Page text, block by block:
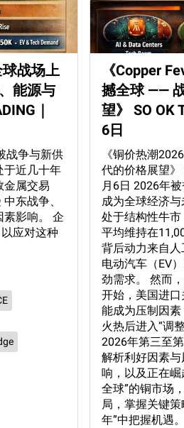
战场上
能源与
｜
战争与新供
于近几十年
金属交易
东战争、
素影响。 企
应对这种
《Copper
撼全球 ——
望》 SO OK
6日
《铜价热潮
代的价格展望》
月6日 2026年
成为全球经济
处于结构性牛市
平均维持在
背后动力来自人
电动汽车（EV
劲需求。 然而
开始，美国进
能成为压制因
火热后进入“调
2026年第三至
解析利好因素
响，以及正在
全球”的铜市场
局，掌握关键
年”中把握机遇